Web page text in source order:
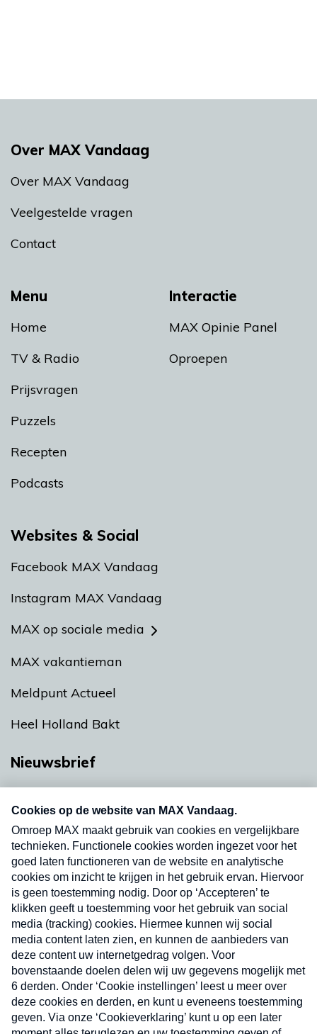
Menu
Home
TV & Radio
Prijsvragen
Puzzels
Recepten
Podcasts
Interactie
MAX Opinie Panel
Oproepen
Over MAX Vandaag
Over MAX Vandaag
Veelgestelde vragen
Contact
Websites & Social
Facebook MAX Vandaag
Instagram MAX Vandaag
MAX op sociale media
MAX vakantieman
Meldpunt Actueel
Heel Holland Bakt
Nieuwsbrief
Neem hier een gratis abonnement op onze
nieuwsbrief. Elke vrijdag- en dinsdagochtend in
uw mailbox.
Verzend
Nieuwsbrief
Neem hier een gratis abonnement op onze